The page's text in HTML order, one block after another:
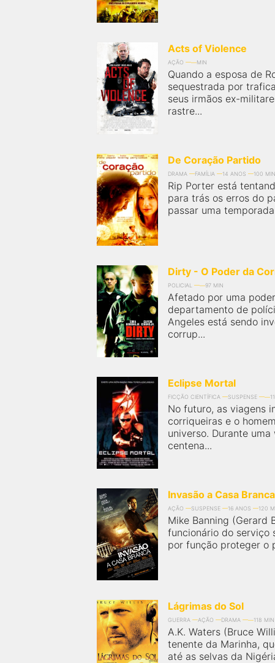
Acts of Violence
AÇÃO MIN
Quando a esposa de
sequestrada por
seus irmãos ex-
rastre...
De Coração Partido
DRAMA FAMÍLIA 14 ANOS 100 MIN
Rip Porter está
para trás os erros do
passar uma
Dirty - O Poder da
POLICIAL 97 MIN
Afetado por uma
departamento de
Angeles está sendo
corrup...
Eclipse Mortal
FICÇÃO CIENTÍFICA SUSPENSE
No futuro, as viagens
corriqueiras e o
universo. Durante
centena...
Invasão a Casa Branca
AÇÃO SUSPENSE 16 ANOS 120
Mike Banning (Gerard
funcionário do serviço
por função proteger o
Lágrimas do Sol
GUERRA AÇÃO DRAMA 118 MIN
A.K. Waters (Bruce
tenente da Marinha,
até as selvas da